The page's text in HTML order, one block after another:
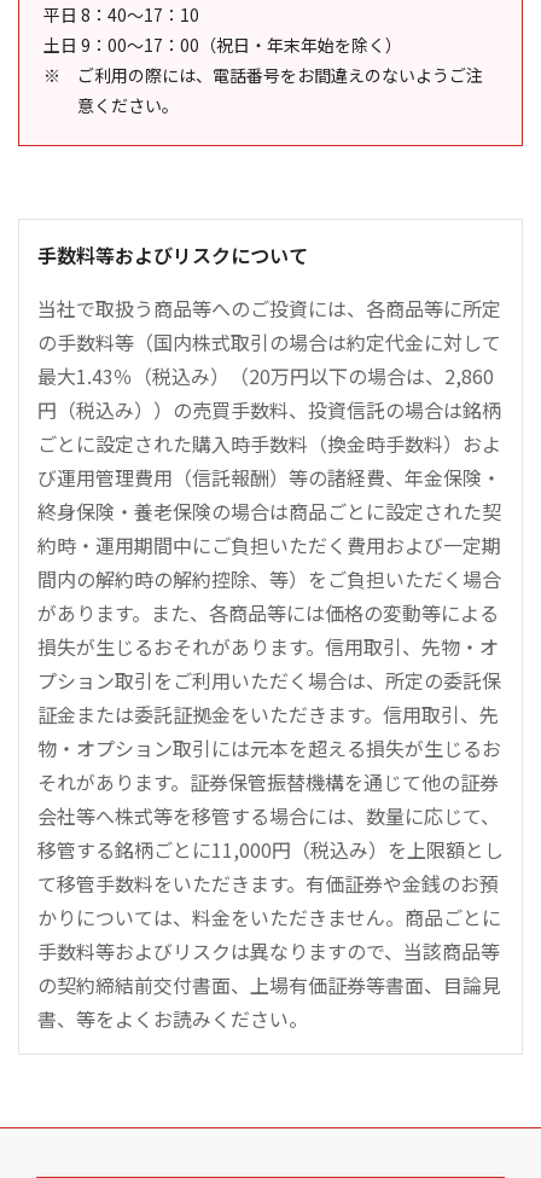
平日 8：40～17：10
土日 9：00～17：00（祝日・年末年始を除く）
ご利用の際には、電話番号をお間違えのないようご注
意ください。
手数料等およびリスクについて
当社で取扱う商品等へのご投資には、各商品等に所定
の手数料等（国内株式取引の場合は約定代金に対して
最大1.43％（税込み）（20万円以下の場合は、2,860
円（税込み））の売買手数料、投資信託の場合は銘柄
ごとに設定された購入時手数料（換金時手数料）およ
び運用管理費用（信託報酬）等の諸経費、年金保険・
終身保険・養老保険の場合は商品ごとに設定された契
約時・運用期間中にご負担いただく費用および一定期
間内の解約時の解約控除、等）をご負担いただく場合
があります。また、各商品等には価格の変動等による
損失が生じるおそれがあります。信用取引、先物・オ
プション取引をご利用いただく場合は、所定の委託保
証金または委託証拠金をいただきます。信用取引、先
物・オプション取引には元本を超える損失が生じるお
それがあります。証券保管振替機構を通じて他の証券
会社等へ株式等を移管する場合には、数量に応じて、
移管する銘柄ごとに11,000円（税込み）を上限額とし
て移管手数料をいただきます。有価証券や金銭のお預
かりについては、料金をいただきません。商品ごとに
手数料等およびリスクは異なりますので、当該商品等
の契約締結前交付書面、上場有価証券等書面、目論見
書、等をよくお読みください。
こ